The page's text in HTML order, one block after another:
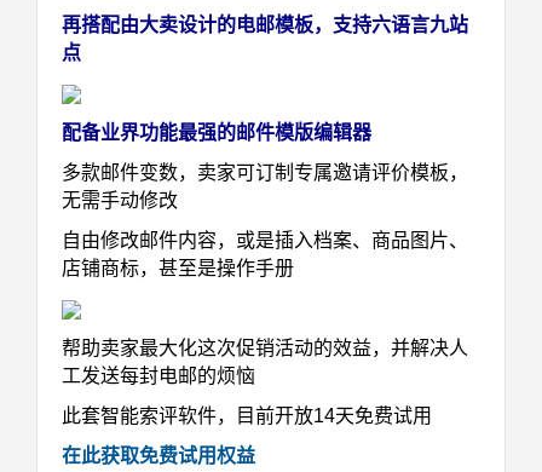
再搭配由大卖设计的电邮模板，支持六语言九站
点
配备业界功能最强的邮件模版编辑器
多款邮件变数，卖家可订制专属邀请评价模板，
无需手动修改
自由修改邮件内容，或是插入档案、商品图片、
店铺商标，甚至是操作手册
帮助卖家最大化这次促销活动的效益，并解决人
工发送每封电邮的烦恼
此套智能索评软件，目前开放14天免费试用
在此获取免费试用权益